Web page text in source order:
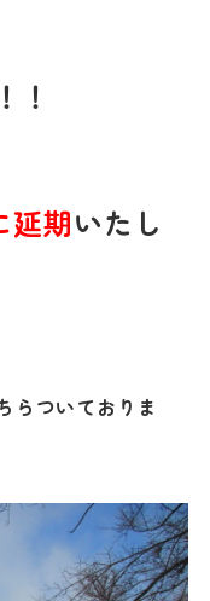
！
延期いたし
らついておりま